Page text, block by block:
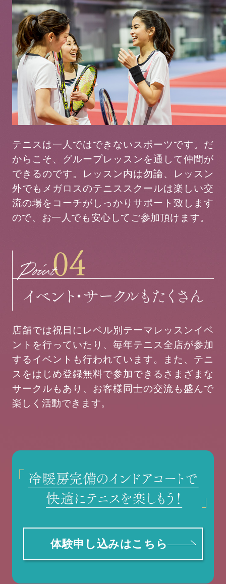
テニスは一人ではできないスポーツです。だ
からこそ、グループレッスンを通して仲間が
できるのです。レッスン内は勿論、レッスン
外でもメガロスのテニススクールは楽しい交
流の場をコーチがしっかりサポート致します
ので、お一人でも安心してご参加頂けます。
店舗では祝日にレベル別テーマレッスンイベ
ントを行っていたり、毎年テニス全店が参加
するイベントも行われています。また、テニ
スをはじめ登録無料で参加できるさまざまな
サークルもあり、お客様同士の交流も盛んで
楽しく活動できます。
体験申し込みはこちら